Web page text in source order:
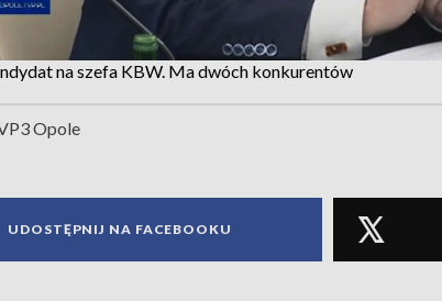
na szefa KBW. Ma dwóch konkurentów
Opole
UDOSTĘPNIJ NA FACEBOOKU